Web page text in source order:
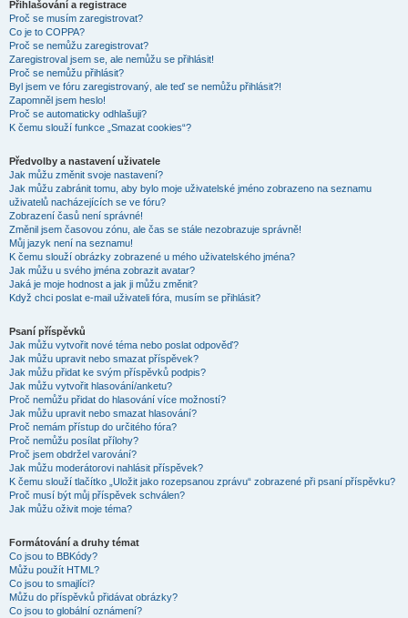
Přihlašování a registrace
Proč se musím zaregistrovat?
Co je to COPPA?
Proč se nemůžu zaregistrovat?
Zaregistroval jsem se, ale nemůžu se přihlásit!
Proč se nemůžu přihlásit?
Byl jsem ve fóru zaregistrovaný, ale teď se nemůžu přihlásit?!
Zapomněl jsem heslo!
Proč se automaticky odhlašuji?
K čemu slouží funkce „Smazat cookies“?
Předvolby a nastavení uživatele
Jak můžu změnit svoje nastavení?
Jak můžu zabránit tomu, aby bylo moje uživatelské jméno zobrazeno na seznamu
uživatelů nacházejících se ve fóru?
Zobrazení časů není správné!
Změnil jsem časovou zónu, ale čas se stále nezobrazuje správně!
Můj jazyk není na seznamu!
K čemu slouží obrázky zobrazené u mého uživatelského jména?
Jak můžu u svého jména zobrazit avatar?
Jaká je moje hodnost a jak ji můžu změnit?
Když chci poslat e-mail uživateli fóra, musím se přihlásit?
Psaní příspěvků
Jak můžu vytvořit nové téma nebo poslat odpověď?
Jak můžu upravit nebo smazat příspěvek?
Jak můžu přidat ke svým příspěvků podpis?
Jak můžu vytvořit hlasování/anketu?
Proč nemůžu přidat do hlasování více možností?
Jak můžu upravit nebo smazat hlasování?
Proč nemám přístup do určitého fóra?
Proč nemůžu posílat přílohy?
Proč jsem obdržel varování?
Jak můžu moderátorovi nahlásit příspěvek?
K čemu slouží tlačítko „Uložit jako rozepsanou zprávu“ zobrazené při psaní příspěvku?
Proč musí být můj příspěvek schválen?
Jak můžu oživit moje téma?
Formátování a druhy témat
Co jsou to BBKódy?
Můžu použít HTML?
Co jsou to smajlíci?
Můžu do příspěvků přidávat obrázky?
Co jsou to globální oznámení?